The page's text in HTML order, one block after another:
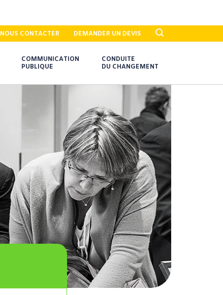
NOUS CONTACTER DEMANDER UN DEVIS
COMMUNICATION
PUBLIQUE
CONDUITE
DU CHANGEMENT